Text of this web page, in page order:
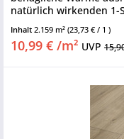
natürlich wirkenden 1-
Zuhause und...
Inhalt 2.159 m² (23,73 € / 1 )
10,99 € /m² UVP